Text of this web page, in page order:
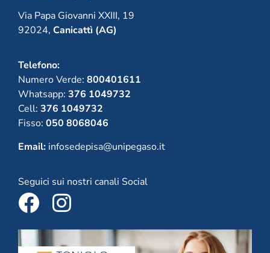
Via Papa Giovanni XXIII, 19
92024, Canicattì (AG)
Telefono:
Numero Verde: 800401611
Whatsapp: 376 1049732
Cell: 376 1049732
Fisso: 050 8068046
Email: infosedepisa@unipegaso.it
Seguici sui nostri canali Social